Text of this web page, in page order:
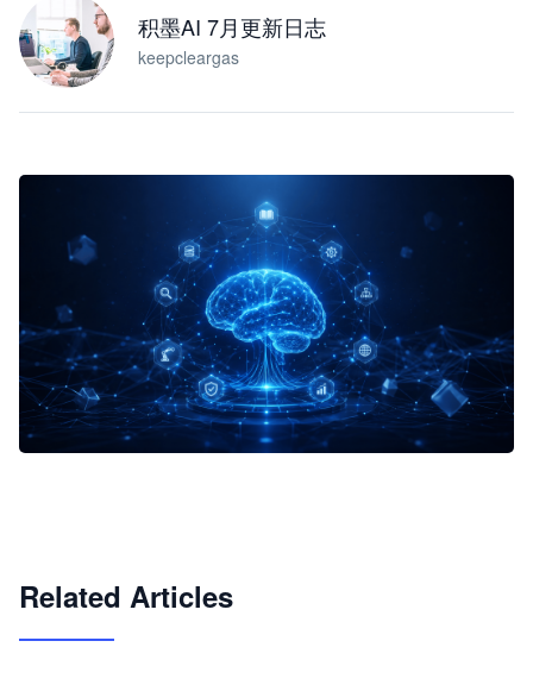
积墨AI 7月更新日志
keepcleargas
Related Articles